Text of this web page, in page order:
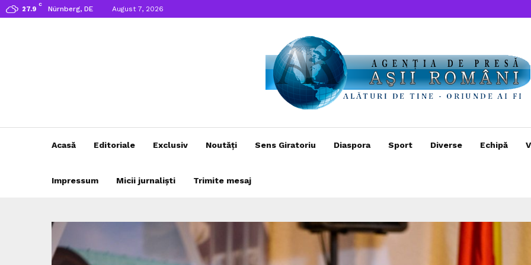
27.9
C
Nürnberg, DE August 7, 2026
Acasă Editoriale Exclusiv Noutăți Sens Giratoriu Diaspora Sport Diverse Echipă
Impressum Micii jurnaliști Trimite mesaj